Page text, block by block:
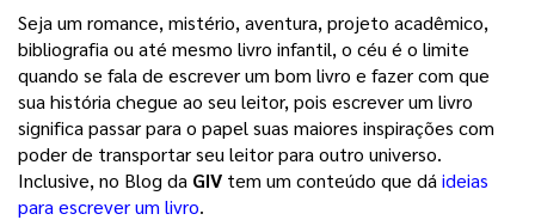
Seja um romance, mistério, aventura, projeto acadêmico,
bibliografia ou até mesmo livro infantil, o céu é o limite
quando se fala de escrever um bom livro e fazer com que
sua história chegue ao seu leitor, pois escrever um livro
significa passar para o papel suas maiores inspirações com
poder de transportar seu leitor para outro universo.
Inclusive, no Blog da GIV tem um conteúdo que dá ideias
para escrever um livro.